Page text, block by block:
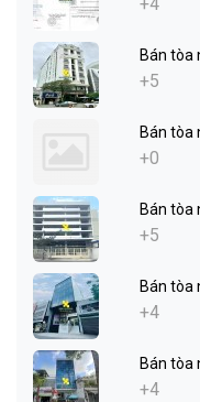
Bán tòa
+5
Bán tòa
+0
Bán tòa
+5
Bán tòa
+4
Bán tòa
+4